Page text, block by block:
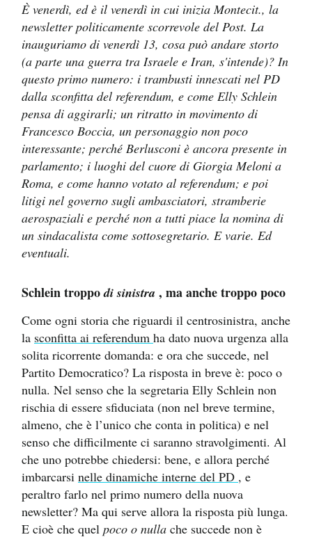
NEWSLETTER
I MIEI PREFERITI
SHOP
AREA PERSONALE
Entra
È venerdì, ed è il venerdì in cui inizia Montecit., la
newsletter politicamente scorrevole del Post. La
inauguriamo di venerdì 13, cosa può andare storto
(a parte una guerra tra Israele e Iran, s'intende)? In
questo primo numero: i trambusti innescati nel PD
dalla sconfitta del referendum, e come Elly Schlein
pensa di aggirarli; un ritratto in movimento di
Francesco Boccia, un personaggio non poco
interessante; perché Berlusconi è ancora presente in
parlamento; i luoghi del cuore di Giorgia Meloni a
Roma, e come hanno votato al referendum; e poi
litigi nel governo sugli ambasciatori, stramberie
aerospaziali e perché non a tutti piace la nomina di
un sindacalista come sottosegretario. E varie. Ed
eventuali.
Schlein troppodi sinistra , ma anche troppo poco
Come ogni storia che riguardi il centrosinistra, anche
la sconfitta ai referendum ha dato nuova urgenza alla
solita ricorrente domanda: e ora che succede, nel
Partito Democratico? La risposta in breve è: poco o
nulla. Nel senso che la segretaria Elly Schlein non
rischia di essere sfiduciata (non nel breve termine,
almeno, che è l’unico che conta in politica) e nel
senso che difficilmente ci saranno stravolgimenti. Al
che uno potrebbe chiedersi: bene, e allora perché
imbarcarsi nelle dinamiche interne del PD , e
peraltro farlo nel primo numero della nuova
newsletter? Ma qui serve allora la risposta più lunga.
E cioè che quel poco o nulla che succede non è